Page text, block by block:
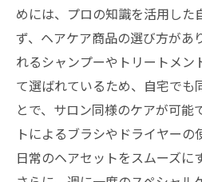
めには、プロの知識を活用した
ず、ヘアケア商品の選び方があ
れるシャンプーやトリートメン
て選ばれているため、自宅でも
とで、サロン同様のケアが可能
トによるブラシやドライヤーの
日常のヘアセットをスムーズに